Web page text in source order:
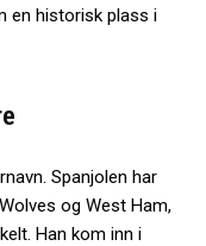
en historisk plass i
Spanjolen har
og West Ham,
Han kom inn i